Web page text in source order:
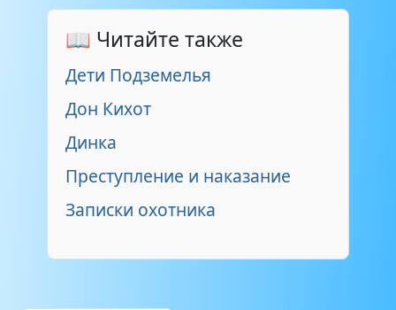
📖 Читайте также
Дети Подземелья
Дон Кихот
Динка
Преступление и наказание
Записки охотника